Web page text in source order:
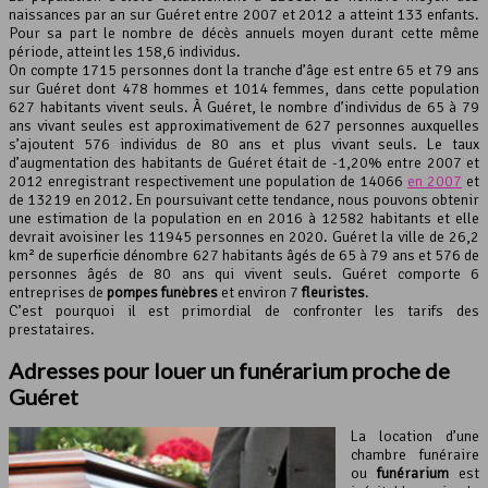
Leaflet , ©OpenStreetMap contributeurs
naissances par an sur Guéret entre 2007 et 2012 a atteint 133 enfants.
Pour sa part le nombre de décès annuels moyen durant cette même
période, atteint les 158,6 individus.
On compte 1715 personnes dont la tranche d’âge est entre 65 et 79 ans
sur Guéret dont 478 hommes et 1014 femmes, dans cette population
627 habitants vivent seuls. À Guéret, le nombre d’individus de 65 à 79
ans vivant seules est approximativement de 627 personnes auxquelles
s’ajoutent 576 individus de 80 ans et plus vivant seuls. Le taux
d’augmentation des habitants de Guéret était de -1,20% entre 2007 et
2012 enregistrant respectivement une population de 14066 en 2007 et
de 13219 en 2012. En poursuivant cette tendance, nous pouvons obtenir
une estimation de la population en en 2016 à 12582 habitants et elle
devrait avoisiner les 11945 personnes en 2020. Guéret la ville de 26,2
km² de superficie dénombre 627 habitants âgés de 65 à 79 ans et 576 de
personnes âgés de 80 ans qui vivent seuls. Guéret comporte 6
entreprises de pompes funèbres et environ 7fleuristes.
C’est pourquoi il est primordial de confronter les tarifs des
prestataires.
Adresses pour louer un funérarium proche de
Guéret
La location d’une
chambre funéraire
oufunérarium est